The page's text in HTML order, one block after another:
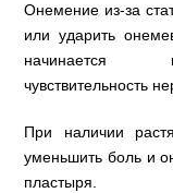
Онемение из-за
или ударить
начинается
чувствительность
При наличии
уменьшить боль и
пластыря.